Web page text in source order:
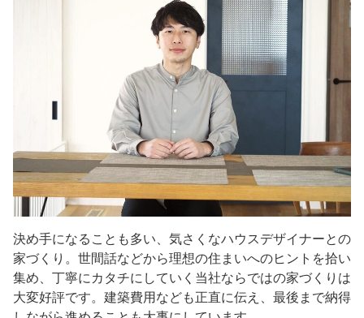
決め手になることも多い、気さくなハウスデザイナーとの
家づくり。世間話などから理想の住まいへのヒントを拾い
集め、丁寧にカタチにしていく当社ならではの家づくりは
大変好評です。建築費用なども正直に伝え、最後まで納得